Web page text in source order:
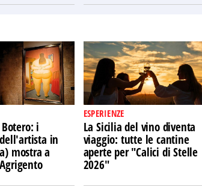
i
in
mostra a
ESPERIENZE
La Sicilia del vino diventa
viaggio: tutte le cantine
aperte per "Calici di Stelle
2026"